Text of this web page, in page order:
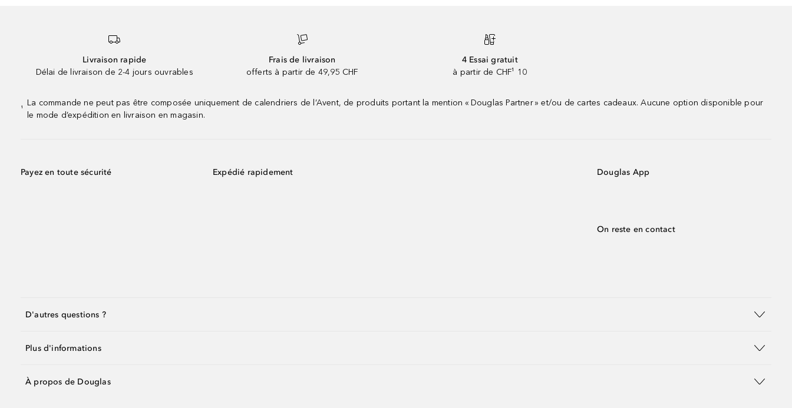
Livraison rapide
Délai de livraison de 2-4 jours ouvrables
Frais de livraison
offerts à partir de 49,95 CHF
4 Essai gratuit
à partir de CHF¹ 10
¹
La commande ne peut pas être composée uniquement de calendriers de l’Avent, de produits portant la mention « Douglas Partner » et/ou de cartes cadeaux. Aucune option disponible pour
le mode d’expédition en livraison en magasin.
Payez en toute sécurité Expédié rapidement Douglas App
On reste en contact
D'autres questions ?
Plus d'informations
À propos de Douglas